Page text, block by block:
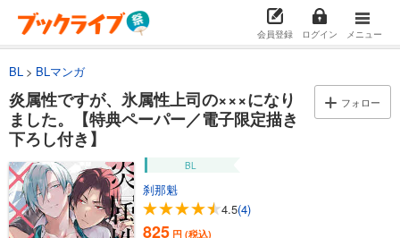
会員登録 ログイン メニュー
BL BLマンガ
炎属性ですが、氷属性上司の×××になり
ました。【特典ペーパー／電子限定描き
下ろし付き】
フォロー
BL
刹那魁
4.5(4)
825 円 (税込)